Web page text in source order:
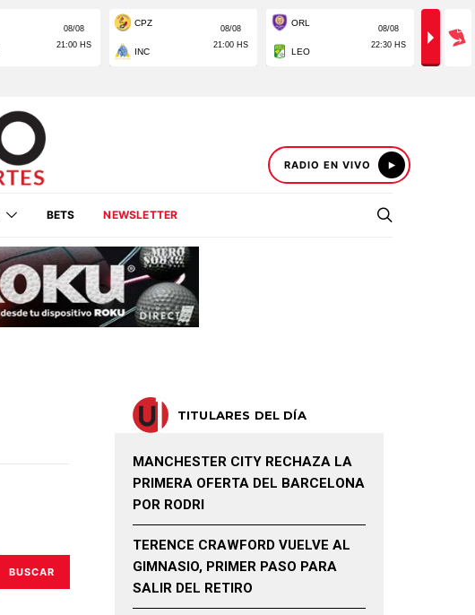
RADIO EN VIVO
BETS NEWSLETTER
BUSCAR
TITULARES DEL DÍA
MANCHESTER CITY RECHAZA LA
PRIMERA OFERTA DEL BARCELONA
POR RODRI
TERENCE CRAWFORD VUELVE AL
GIMNASIO, PRIMER PASO PARA
SALIR DEL RETIRO